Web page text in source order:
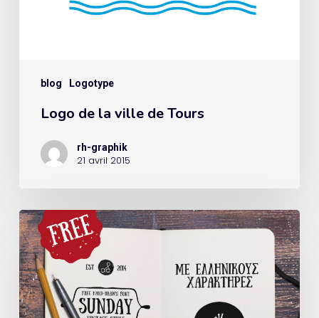
blog Logotype
Logo de la ville de Tours
rh-graphik
21 avril 2015